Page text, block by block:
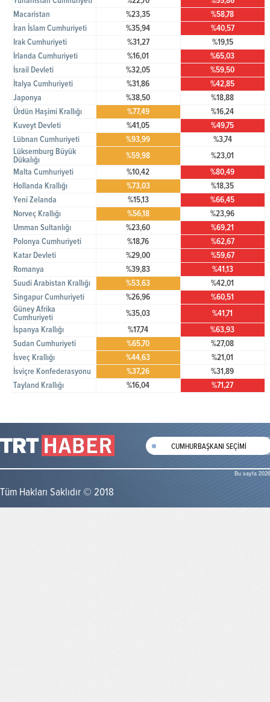
Macaristan
%23,35
%58,78
İran İslam Cumhuriyeti
%35,94
%40,57
Irak Cumhuriyeti
%31,27
%19,15
İrlanda Cumhuriyeti
%16,01
%65,03
İsrail Devleti
%32,05
%59,50
İtalya Cumhuriyeti
%31,86
%42,85
Japonya
%38,50
%18,88
Ürdün Haşimi Krallığı
%77,49
%16,24
Kuveyt Devleti
%41,05
%49,75
Lübnan Cumhuriyeti
%93,99
%3,74
Lüksemburg Büyük
Dükalığı
%59,98
%23,01
Malta Cumhuriyeti
%10,42
%80,49
Hollanda Krallığı
%73,03
%18,35
Yeni Zelanda
%15,13
%66,45
Norveç Krallığı
%56,18
%23,96
Umman Sultanlığı
%23,60
%69,21
Polonya Cumhuriyeti
%18,76
%62,67
Katar Devleti
%29,00
%59,67
Romanya
%39,83
%41,13
Suudi Arabistan Krallığı
%53,63
%42,01
Singapur Cumhuriyeti
%26,96
%60,51
Güney Afrika
Cumhuriyeti
%35,03
%41,71
İspanya Krallığı
%17,74
%63,93
Sudan Cumhuriyeti
%65,70
%27,08
İsveç Krallığı
%44,63
%21,01
İsviçre Konfederasyonu
%37,26
%31,89
Tayland Krallığı
%16,04 %71,27
CUMHURBAŞKANI SEÇİMİ
Bu sayfa
Tüm Hakları Saklıdır © 2018